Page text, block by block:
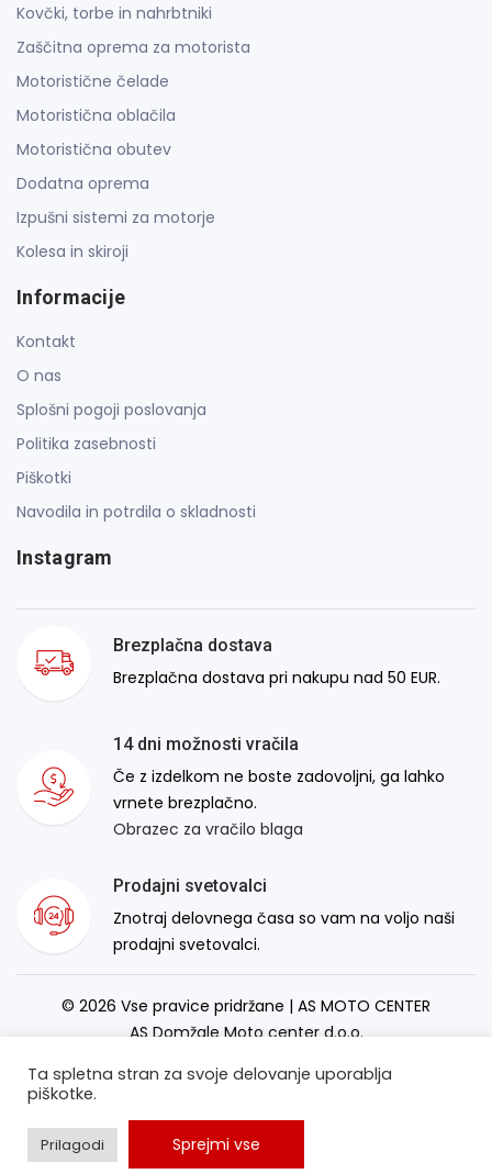
Kovčki, torbe in nahrbtniki
Zaščitna oprema za motorista
Motoristične čelade
Motoristična oblačila
Motoristična obutev
Dodatna oprema
Izpušni sistemi za motorje
Kolesa in skiroji
Informacije
Kontakt
O nas
Splošni pogoji poslovanja
Politika zasebnosti
Piškotki
Navodila in potrdila o skladnosti
Instagram
Brezplačna dostava
Brezplačna dostava pri nakupu nad 50 EUR.
14 dni možnosti vračila
Če z izdelkom ne boste zadovoljni, ga lahko
vrnete brezplačno.
Obrazec za vračilo blaga
Prodajni svetovalci
Znotraj delovnega časa so vam na voljo naši
prodajni svetovalci.
© 2026 Vse pravice pridržane | AS MOTO CENTER
AS Domžale Moto center d.o.o.
Ta spletna stran za svoje delovanje uporablja
piškotke.
Prilagodi Sprejmi vse